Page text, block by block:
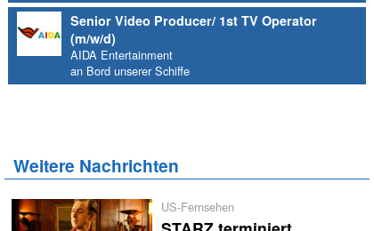
Senior Video Producer/ 1st TV Operator
(m/w/d)
AIDA Entertainment
an Bord unserer Schiffe
Weitere Nachrichten
US-Fernsehen